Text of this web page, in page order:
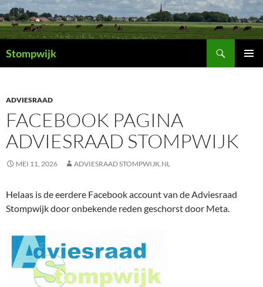
Ga
naar
de
inhoud
Stompwijk
ADVIESRAAD
FACEBOOK PAGINA
ADVIESRAAD STOMPWIJK
MEI 11, 2026 ADVIESRAAD STOMPWIJK.NL
Helaas is de eerdere Facebook account van de Adviesraad
Stompwijk door onbekende reden geschorst door Meta.